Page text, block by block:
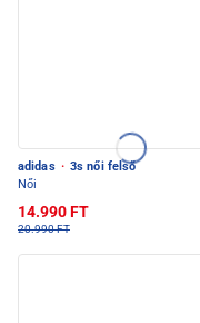
adidas · 3s női felső
Női
14.990 FT
20.990 FT